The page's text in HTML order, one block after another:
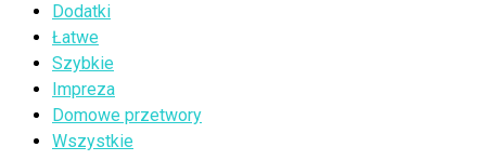
Dodatki
Łatwe
Szybkie
Impreza
Domowe przetwory
Wszystkie